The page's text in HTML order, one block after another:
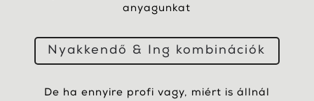
anyagunkat
Nyakkendő & Ing kombinációk
De ha ennyire profi vagy, miért is állnál